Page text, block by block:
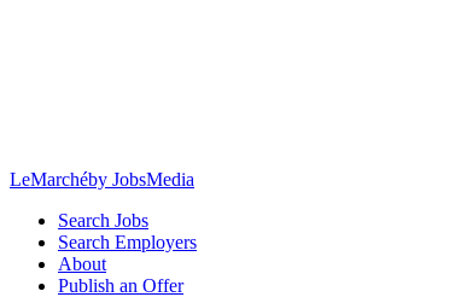
LeMarchéby JobsMedia
Search Jobs
Search Employers
About
Publish an Offer